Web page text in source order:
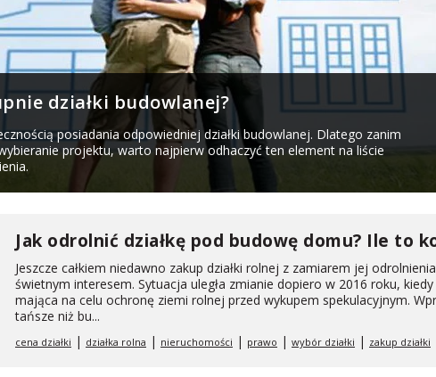
działki budowlanej?
posiadania odpowiedniej działki budowlanej. Dlatego zanim
projektu, warto najpierw odhaczyć ten element na liście
Jak odrolnić działkę pod budowę domu? Ile to
Jeszcze całkiem niedawno zakup działki rolnej z zamiarem jej
świetnym interesem. Sytuacja uległa zmianie dopiero w 2016 roku,
mająca na celu ochronę ziemi rolnej przed wykupem spekulacyjnym.
tańsze niż bu...
cena działki | działka rolna | nieruchomości | prawo | wybór działki | zakup działki